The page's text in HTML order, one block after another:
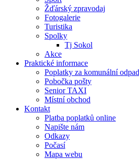
Žďárský zpravodaj
Fotogalerie
Turistika
Spolky
Tj Sokol
Akce
Praktické informace
Poplatky za komunální
Pobočka pošty
Senior TAXI
Místní obchod
Kontakt
Platba poplatků online
Napište nám
Odkazy
Počasí
Mapa webu